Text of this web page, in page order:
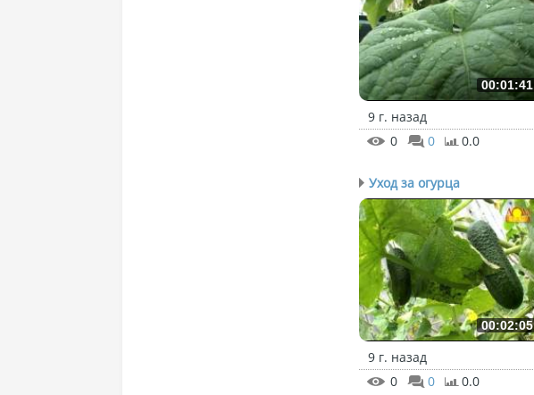
00:01:41
9 г. назад
0
0 0.0
Уход за огурца
00:02:05
9 г. назад
0
0 0.0